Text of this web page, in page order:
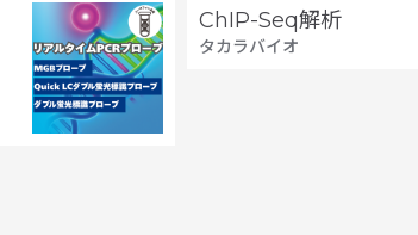
ChIP-Seq解析
タカラバイオ